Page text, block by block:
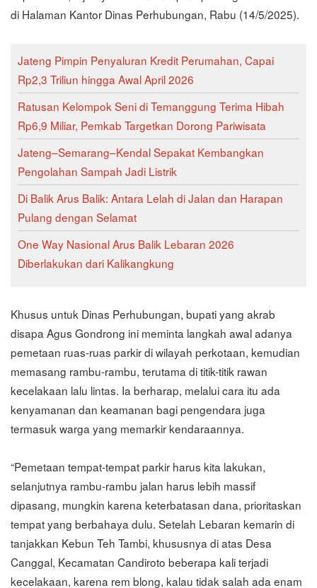
di Halaman Kantor Dinas Perhubungan, Rabu (14/5/2025).
Jateng Pimpin Penyaluran Kredit Perumahan, Capai
Rp2,3 Triliun hingga Awal April 2026
Ratusan Kelompok Seni di Temanggung Terima Hibah
Rp6,9 Miliar, Pemkab Targetkan Dorong Pariwisata
Jateng–Semarang–Kendal Sepakat Kembangkan
Pengolahan Sampah Jadi Listrik
Di Balik Arus Balik: Antara Lelah di Jalan dan Harapan
Pulang dengan Selamat
One Way Nasional Arus Balik Lebaran 2026
Diberlakukan dari Kalikangkung
Khusus untuk Dinas Perhubungan, bupati yang akrab
disapa Agus Gondrong ini meminta langkah awal adanya
pemetaan ruas-ruas parkir di wilayah perkotaan, kemudian
memasang rambu-rambu, terutama di titik-titik rawan
kecelakaan lalu lintas. Ia berharap, melalui cara itu ada
kenyamanan dan keamanan bagi pengendara juga
termasuk warga yang memarkir kendaraannya.
“Pemetaan tempat-tempat parkir harus kita lakukan,
selanjutnya rambu-rambu jalan harus lebih massif
dipasang, mungkin karena keterbatasan dana, prioritaskan
tempat yang berbahaya dulu. Setelah Lebaran kemarin di
tanjakkan Kebun Teh Tambi, khususnya di atas Desa
Canggal, Kecamatan Candiroto beberapa kali terjadi
kecelakaan, karena rem blong, kalau tidak salah ada enam